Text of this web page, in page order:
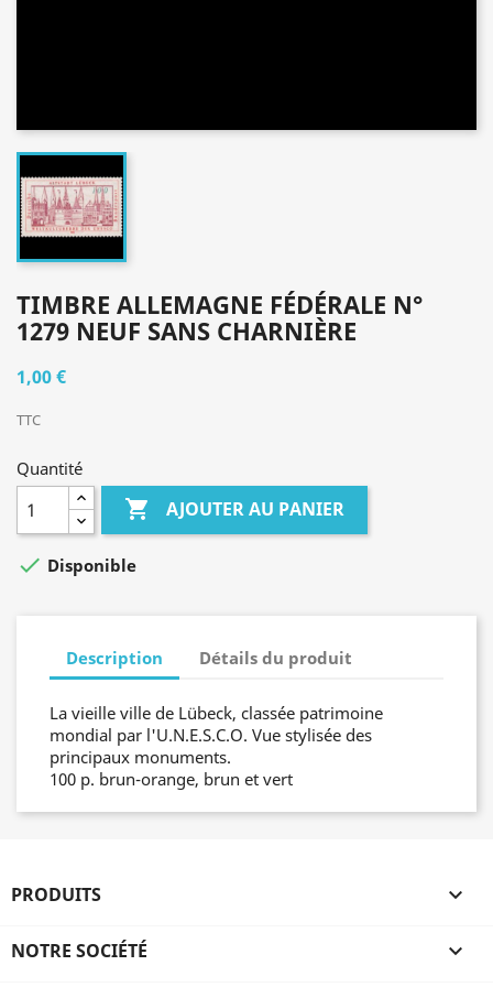
TIMBRE ALLEMAGNE FÉDÉRALE N°
1279 NEUF SANS CHARNIÈRE
1,00 €
TTC
Quantité
 AJOUTER AU PANIER
 Disponible
Description Détails du produit
La vieille ville de Lübeck, classée patrimoine
mondial par l'U.N.E.S.C.O. Vue stylisée des
principaux monuments.
100 p. brun-orange, brun et vert
PRODUITS 
NOTRE SOCIÉTÉ 